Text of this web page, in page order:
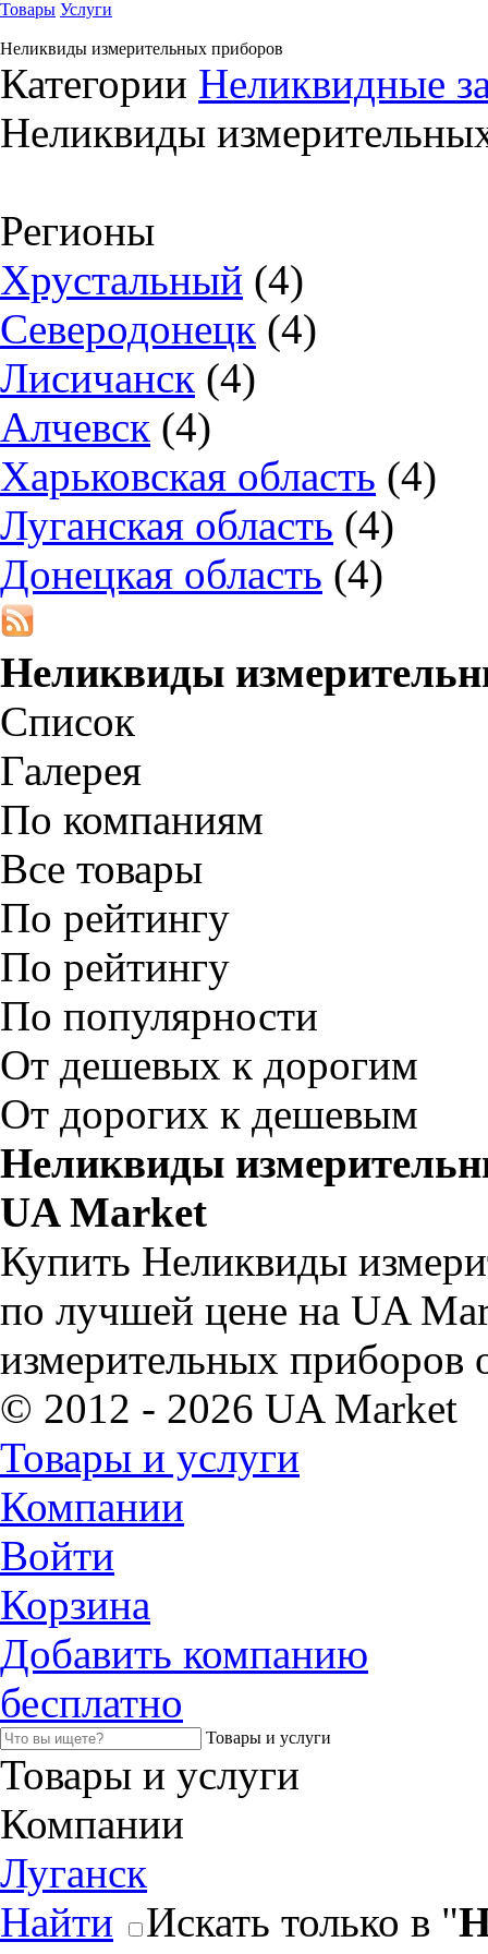
Товары Услуги
Неликвиды измерительных приборов
Категории Неликвидные
Неликвиды
Регионы
Хрустальный (4)
Северодонецк (4)
Лисичанск (4)
Алчевск (4)
Харьковская область (4)
Луганская область (4)
Донецкая область (4)
Неликвиды
Список
Галерея
По компаниям
Все товары
По рейтингу
По рейтингу
По популярности
От дешевых к дорогим
От дорогих к дешевым
Неликвиды
UA Market
Купить Неликвиды
по лучшей цене на UA
измерительных приборов
© 2012 - 2026 UA Market
Товары и услуги
Компании
Войти
Корзина
Добавить компанию
бесплатно
Товары и услуги
Товары и услуги
Компании
Луганск
Найти
Искать только в "